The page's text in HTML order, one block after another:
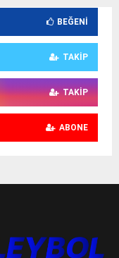
BEĞENI
TAKIP
TAKIP
ABONE